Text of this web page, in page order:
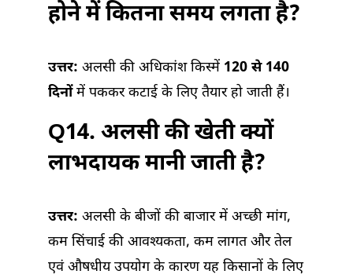
होने में कितना समय लगता है?
उत्तर: अलसी की अधिकांश किस्में 120 से 140
दिनोंमें पककर कटाई के लिए तैयार हो जाती हैं।
Q14. अलसी की खेती क्यों
लाभदायक मानी जाती है?
उत्तर: अलसी के बीजों की बाजार में अच्छी मांग,
कम सिंचाई की आवश्यकता, कम लागत और तेल
एवं औषधीय उपयोग के कारण यह किसानों के लिए